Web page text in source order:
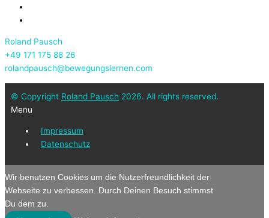
Roland Pausch
+49 171 175 88 26
rolandpausch@bewegungslernen.com
© Copyright Roland Pausch 2026. All rights reserved.
Menu
Impressum
Datenschutz
Wir benutzen Cookies um die Nutzerfreundlichkeit der
Webseite zu verbessen. Durch Deinen Besuch stimmst
Du dem zu.